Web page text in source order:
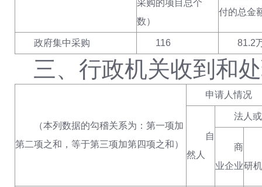
采购的项目总个
数）
付的总金
政府集中采购 116 81.2
三、行政机关收到和
（本列数据的勾稽关系为：第一项加
第二项之和，等于第三项加第四项之和）
申请人情况
自
然人
法人
商
业企业研